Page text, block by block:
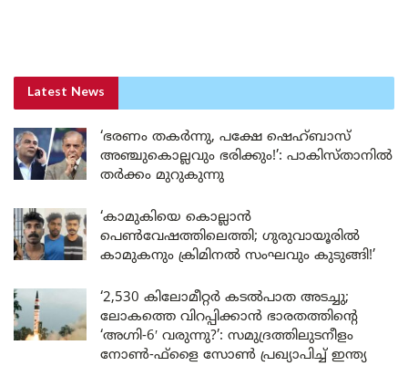
Latest News
‘ഭരണം തകർന്നു, പക്ഷേ ഷെഹ്ബാസ്
അഞ്ചുകൊല്ലവും ഭരിക്കും!’: പാകിസ്താനിൽ
തർക്കം മുറുകുന്നു
‘കാമുകിയെ കൊല്ലാൻ
പെൺവേഷത്തിലെത്തി; ഗുരുവായൂരിൽ
കാമുകനും ക്രിമിനൽ സംഘവും കുടുങ്ങി!’
‘2,530 കിലോമീറ്റർ കടൽപാത അടച്ചു;
ലോകത്തെ വിറപ്പിക്കാൻ ഭാരതത്തിന്റെ
‘അഗ്നി-6′ വരുന്നു?’: സമുദ്രത്തിലുടനീളം
നോൺ-ഫ്ളൈ സോൺ പ്രഖ്യാപിച്ച് ഇന്ത്യ